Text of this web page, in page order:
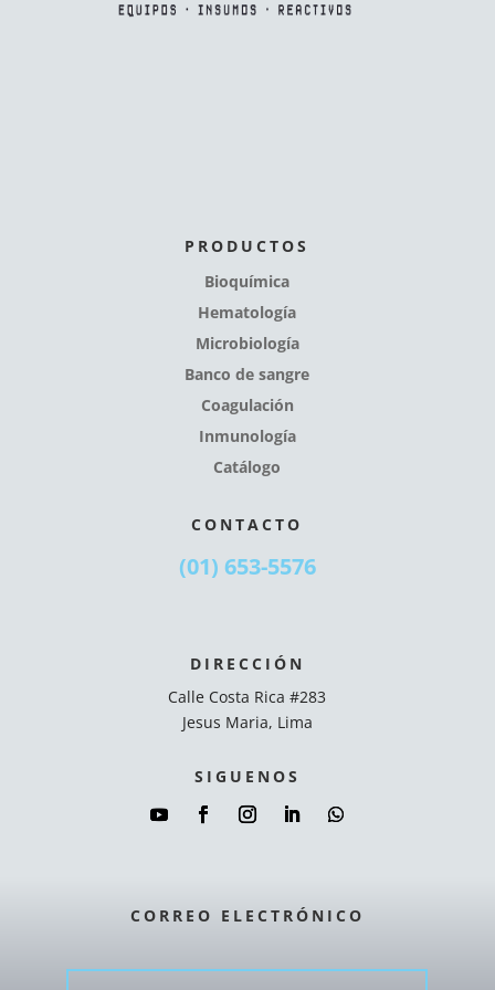
PRODUCTOS
Bioquímica
Hematología
Microbiología
Banco de sangre
Coagulación
Inmunología
Catálogo
CONTACTO
(01) 653-5576
DIRECCIÓN
Calle Costa Rica #283
Jesus Maria, Lima
SIGUENOS
CORREO ELECTRÓNICO